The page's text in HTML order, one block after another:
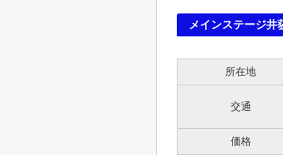
メインステージ井
所在地
交通
価格